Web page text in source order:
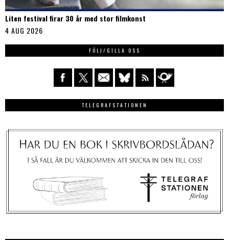
Liten festival firar 30 år med stor filmkonst
4 AUG 2026
FÖLJ/GILLA OSS
TELEGRAFSTATIONEN